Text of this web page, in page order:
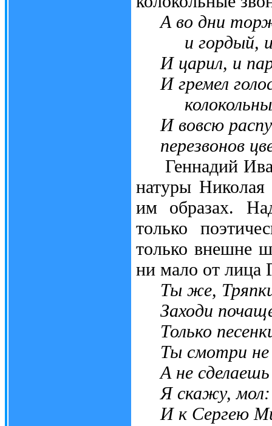
А во дни
и гордый, и
И царил, и
И гремел
И вовсю
перезвонов
Геннадий
натуры Николая
им образах.
только
только внешне
ни мало от лица
Ты же,
Заходи
Только
Ты смотри не
А не сделаешь
Я скажу, мол:
И к Сергею